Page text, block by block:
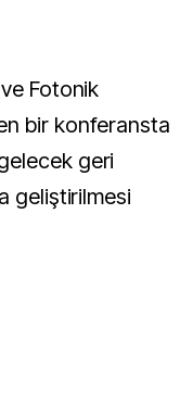
Fotonik
bir konferansta
geri
geliştirilmesi